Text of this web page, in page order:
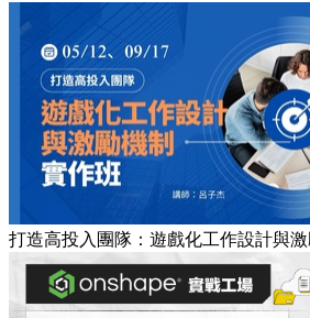
打造高投入團隊：遊戲化工作設計與激